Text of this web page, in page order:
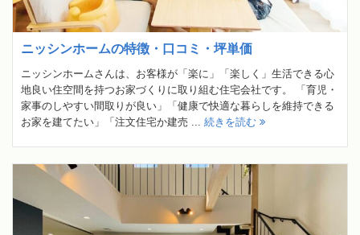
ニッシンホームの特徴・口コミ・坪単価
ニッシンホームさんは、お客様が「楽に」「楽しく」生活できる心
地良い住空間を持つお家づくりに取り組む住宅会社です。 「育児・
家事のしやすい間取りが良い」「健康で快適な暮らしを維持できる
お家を建てたい」「注文住宅か建売 ... 続きを読む